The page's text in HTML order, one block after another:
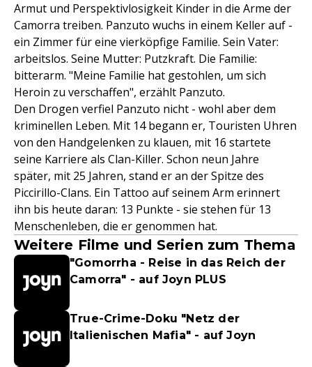
Armut und Perspektivlosigkeit Kinder in die Arme der
Camorra treiben. Panzuto wuchs in einem Keller auf -
ein Zimmer für eine vierköpfige Familie. Sein Vater:
arbeitslos. Seine Mutter: Putzkraft. Die Familie:
bitterarm. "Meine Familie hat gestohlen, um sich
Heroin zu verschaffen", erzählt Panzuto.
Den Drogen verfiel Panzuto nicht - wohl aber dem
kriminellen Leben. Mit 14 begann er, Touristen Uhren
von den Handgelenken zu klauen, mit 16 startete
seine Karriere als Clan-Killer. Schon neun Jahre
später, mit 25 Jahren, stand er an der Spitze des
Piccirillo-Clans. Ein Tattoo auf seinem Arm erinnert
ihn bis heute daran: 13 Punkte - sie stehen für 13
Menschenleben, die er genommen hat.
Weitere Filme und Serien zum Thema
"Gomorrha - Reise in das Reich der
Camorra" - auf Joyn PLUS
True-Crime-Doku "Netz der
Italienischen Mafia" - auf Joyn